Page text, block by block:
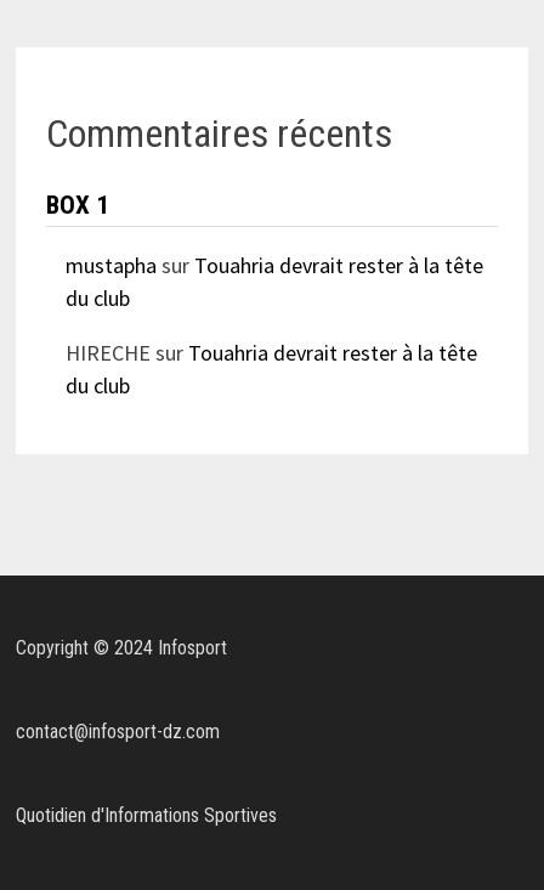
Commentaires récents
BOX 1
mustapha sur Touahria devrait rester à la tête
du club
HIRECHE sur Touahria devrait rester à la tête
du club
Copyright © 2024 Infosport
contact@infosport-dz.com
Quotidien d'Informations Sportives